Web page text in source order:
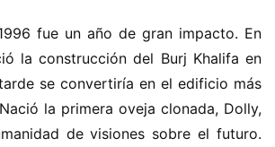
fue un año de gran impacto. En
la construcción del Burj Khalifa en
se convertiría en el edificio más
la primera oveja clonada, Dolly,
de visiones sobre el futuro.